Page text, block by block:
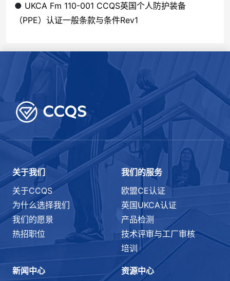
● UKCA Fm 110-001 CCQS英国个人防护装备
（PPE）认证一般条款与条件Rev1
关于我们
关于CCQS
为什么选择我们
我们的愿景
热招职位
我们的服务
欧盟CE认证
英国UKCA认证
产品检测
技术评审与工厂审核
培训
新闻中心 资源中心